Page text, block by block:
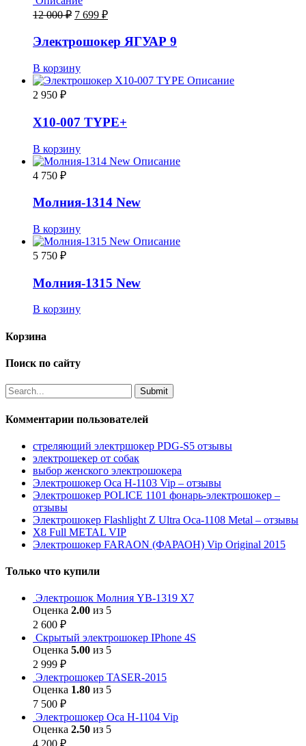
12 000₽ 7 699 ₽
Электрошокер ЯГУАР 9
В корзину
Описание
2 950 ₽
Х10-007 TYPE+
В корзину
Описание
4 750 ₽
Молния-1314 New
В корзину
Описание
5 750 ₽
Молния-1315 New
В корзину
Корзина
Поиск по сайту
Комментарии пользователей
стреляющий электршокер PDG-S5 отзывы
электрошекер от собак
выбор женского электрошокера
Электрошокер Оса H-1103 Vip – отзывы
Электрошокер POLICE 1101 фонарь-электрошокер –
отзывы
Электрошокер Flashlight Z Ultra Оса-1108 Metal – отзывы
Х8 Full METAL VIP
Электрошокер FARAON (ФАРАОН) Vip Original 2015
Только что купили
Электрошок Молния YB-1319 Х7
Оценка 2.00 из 5
2 600 ₽
Скрытый электрошокер IPhone 4S
Оценка 5.00 из 5
2 999 ₽
Электрошокер TASER-2015
Оценка 1.80 из 5
7 500 ₽
Электрошокер Оса H-1104 Vip
Оценка 2.50 из 5